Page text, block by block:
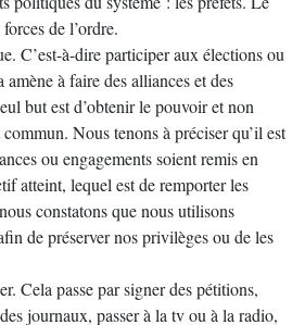
de l’ordre.
C’est-à-dire participer aux élections ou
à faire des alliances et des
but est d’obtenir le pouvoir et non
Nous tenons à préciser qu’il est
ou engagements soient remis en
atteint, lequel est de remporter les
constatons que nous utilisons
de préserver nos privilèges ou de les
Cela passe par signer des pétitions,
journaux, passer à la tv ou à la radio,